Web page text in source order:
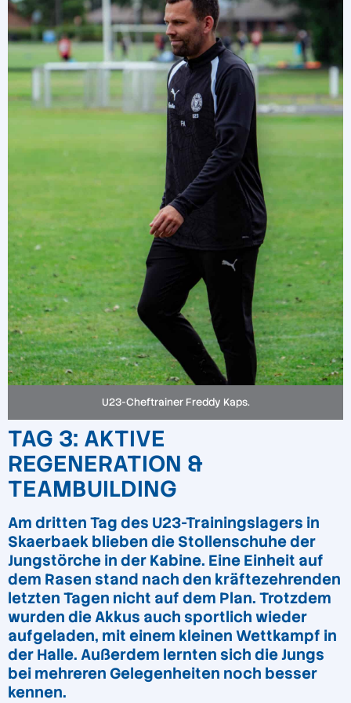
U23-Cheftrainer Freddy Kaps.
TAG 3: AKTIVE
REGENERATION &
TEAMBUILDING
Am dritten Tag des U23-Trainingslagers in
Skaerbaek blieben die Stollenschuhe der
Jungstörche in der Kabine. Eine Einheit auf
dem Rasen stand nach den kräftezehrenden
letzten Tagen nicht auf dem Plan. Trotzdem
wurden die Akkus auch sportlich wieder
aufgeladen, mit einem kleinen Wettkampf in
der Halle. Außerdem lernten sich die Jungs
bei mehreren Gelegenheiten noch besser
kennen.